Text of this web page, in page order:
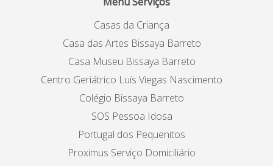
Casas da Criança
Casa das Artes Bissaya Barreto
Casa Museu Bissaya Barreto
Centro Geriátrico Luís Viegas Nascimento
Colégio Bissaya Barreto
SOS Pessoa Idosa
Portugal dos Pequenitos
Proximus Serviço Domiciliário